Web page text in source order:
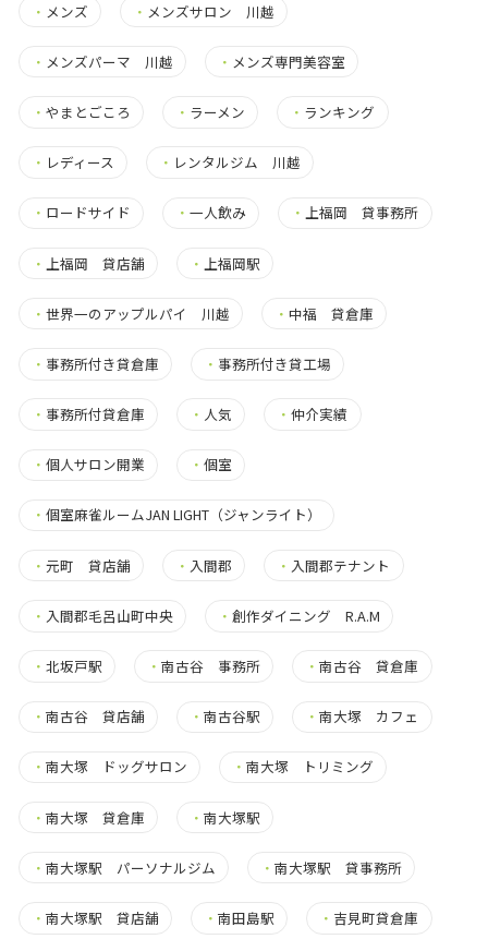
・ メンズ ・ メンズサロン 川越
・ メンズパーマ 川越 ・ メンズ専門美容室
・ やまとごころ ・ ラーメン ・ ランキング
・ レディース ・ レンタルジム 川越
・ ロードサイド ・一人飲み ・上福岡 貸事務所
・ 上福岡 貸店舗 ・ 上福岡駅
・ 世界一のアップルパイ 川越 ・中福 貸倉庫
・ 事務所付き貸倉庫 ・ 事務所付き貸工場
・ 事務所付貸倉庫 ・ 人気 ・仲介実績
・ 個人サロン開業 ・個室
・ 個室麻雀ルームJAN LIGHT（ジャンライト）
・ 元町 貸店舗 ・ 入間郡 ・ 入間郡テナント
・ 入間郡毛呂山町中央 ・創作ダイニング R.A.M
・ 北坂戸駅 ・南古谷 事務所 ・南古谷 貸倉庫
・ 南古谷 貸店舗 ・南古谷駅 ・南大塚 カフェ
・ 南大塚 ドッグサロン ・南大塚 トリミング
・ 南大塚 貸倉庫 ・南大塚駅
・ 南大塚駅 パーソナルジム ・南大塚駅 貸事務所
・ 南大塚駅 貸店舗 ・南田島駅 ・ 吉見町貸倉庫